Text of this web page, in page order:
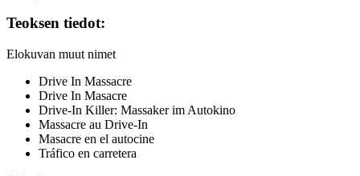
Teoksen tiedot:
Elokuvan muut nimet
Drive In Massacre
Drive In Masacre
Drive-In Killer: Massaker im Autokino
Massacre au Drive-In
Masacre en el autocine
Tráfico en carretera